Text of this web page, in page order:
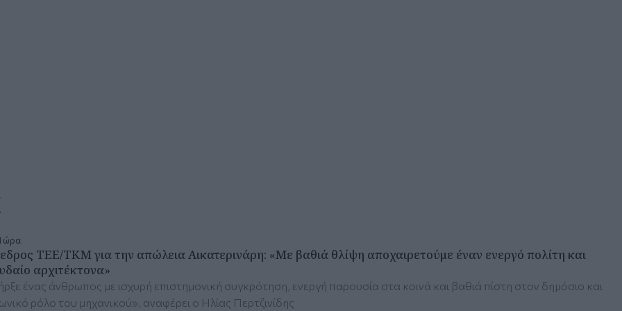
ώρα
ΤΕΕ/ΤΚΜ για την απώλεια Αικατερινάρη: «Mε βαθιά θλίψη αποχαιρετούμε έναν ενεργό πολίτη και
αρχιτέκτονα»
ένας άνθρωπος με ισχυρή επιστημονική συγκρότηση, ενεργή παρουσία στα κοινά και βαθιά πίστη στον δημόσιο και
ρόλο του μηχανικού», αναφέρει ο Ηλίας Περτζινίδης